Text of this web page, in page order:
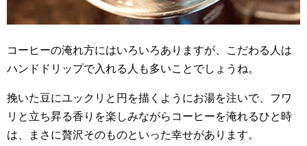
コーヒーの淹れ方にはいろいろありますが、こだわる人は
ハンドドリップで入れる人も多いことでしょうね。
挽いた豆にユックリと円を描くようにお湯を注いで、フワ
リと立ち昇る香りを楽しみながらコーヒーを淹れるひと時
は、まさに贅沢そのものといった幸せがあります。